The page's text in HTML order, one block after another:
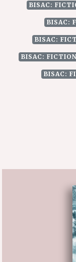
BISAC:
BISAC:
BISAC:
BISAC:
BISAC: